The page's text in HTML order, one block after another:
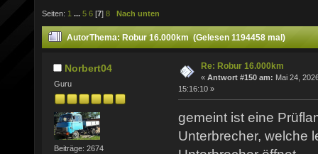
Seiten: 1 ... 5 6 [7] 8 Nach unten
AutorThema: Robur 16.000km (Gelesen 1194458 mal)
Norbert04
Guru
Beiträge: 2674
Re: Robur 16.000km
« Antwort #150 am: Mai 24,
15:16:10 »
gemeint ist eine
Unterbrecher, welche